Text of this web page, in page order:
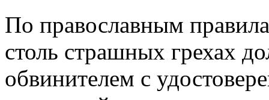
По православным
столь страшных грехах
обвинителем с